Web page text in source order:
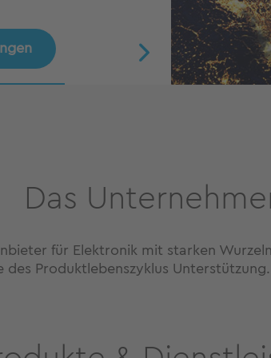
Skiverbands.
Das
für Elektronik mit starken
des Produktlebenszyklus